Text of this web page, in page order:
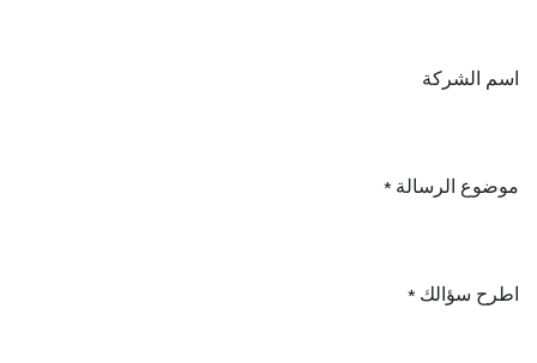
اسم الشركة
موضوع الرسالة*
اطرح سؤالك*